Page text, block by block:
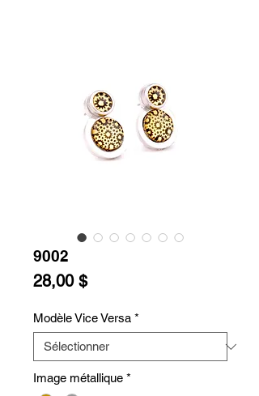
9002
28,00 $Prix
Modèle Vice Versa *
Image métallique *